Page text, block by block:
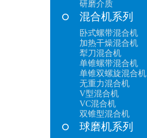
研磨介质
混合机系列
卧式螺带混合机
加热干燥混合机
犁刀混合机
单锥螺带混合机
单锥双螺旋混合机
无重力混合机
V型混合机
VC混合机
双锥型混合机
球磨机系列